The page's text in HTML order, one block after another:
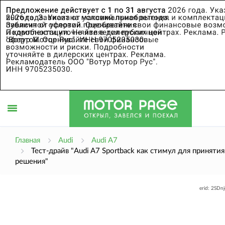
Главная Audi
Audi A7
Тест-драйв "Audi A7 Sportback как стимул для принятия
решения"
erid: